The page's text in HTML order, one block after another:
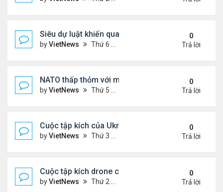
Siêu dự luật khiến quan hệ Trump - Musk tan vỡ
byVietNews Thứ 6 Tháng 6 06, 2025 4:57 pm
0
Trả lời
NATO thấp thỏm với mối đe dọa từ drone sát thủ
byVietNews Thứ 5 Tháng 6 05, 2025 5:51 pm
0
Trả lời
Cuộc tập kích của Ukraine khó làm suy yếu 'mưa
byVietNews Thứ 3 Tháng 6 03, 2025 5:55 pm
0
Trả lời
Cuộc tập kích drone có thể thay đổi quy tắc chiến
byVietNews Thứ 2 Tháng 6 02, 2025 5:41 pm
0
Trả lời